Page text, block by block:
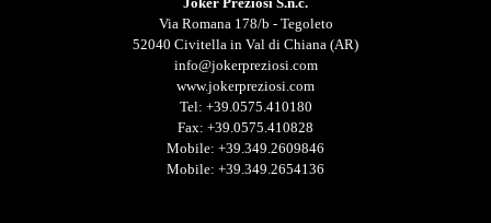
Via Romana 178/b - Tegoleto
52040 Civitella in Val di Chiana (AR)
info@jokerpreziosi.com
www.jokerpreziosi.com
Tel: +39.0575.410180
Fax: +39.0575.410828
Mobile: +39.349.2609846
Mobile: +39.349.2654136